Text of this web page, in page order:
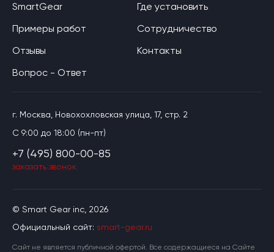
© Smart Gear inc, 2026
Официальный сайт: smart-gear.ru
Cайт не является публичной офертой. Все содержащиеся на Сайте
SmartGear
Примеры работ
Отзывы
Вопрос - Ответ
Где установить
Сотрудничество
Контакты
г. Москва, Новохохловская улица, 17, стр. 2
C 9:00 до 18:00 (пн-пт)
+7 (495) 800-00-85
заказать звонок